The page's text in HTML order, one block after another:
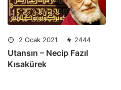
2 Ocak 2021 2444
Utansın – Necip Fazıl
Kısakürek